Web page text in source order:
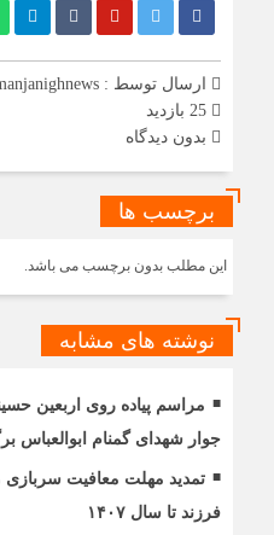
ارسال توسط :
بدون دیدگاه
برچسب ها
این مطلب بدون برچسب می باشد.
نوشته های مشابه
مراسم پیاده روی اربعین
جوار شهدای گمنام ابوالعباس
تمدید مهلت معافیت سربازی
فرزند تا سال ۱۴۰۷